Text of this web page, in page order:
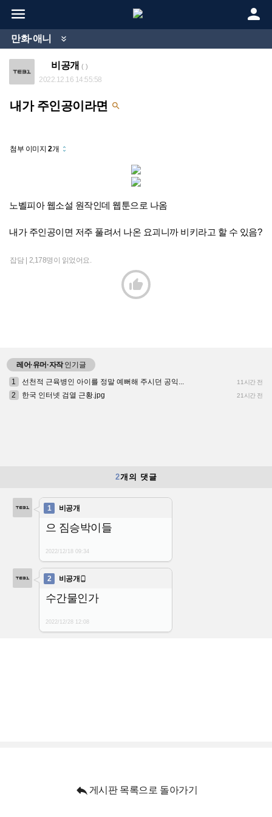
 
만화·애니 
비공개 ( )
2022.12.16 14:55:58
내가 주인공이라면 
첨부 이미지2개 unfold_more
노벨피아 웹소설 원작인데 웹툰으로 나옴
내가 주인공이면 저주 풀려서 나온 요괴니까 비키라고 할 수 있음?
잡담 | 2,178명이 읽었어요.

레어·유머·자작인기글
1
선천적 근육병인 아이를 정말 예뻐해 주시던 공익... 11시간 전
2 한국 인터넷 검열 근황.jpg 21시간 전
2개의 댓글
1 비공개
으 짐승박이들
2022/12/18 09:34
2 비공개 
수간물인가
2022/12/28 12:08
 게시판 목록으로 돌아가기